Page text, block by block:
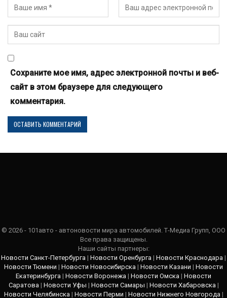
Сохраните мое имя, адрес электронной почты и веб-
сайт в этом браузере для следующего
комментария.
© 2026 - 101авто - автоновости мира автомобилей. Т-Медиа Групп, ООО
Все права защищены.
Наши сайты партнеры:
Новости Санкт-Петербурга | Новости Оренбурга | Новости Краснодара |
Новости Тюмени | Новости Новосибирска | Новости Казани | Новости
Екатеринбурга | Новости Воронежа | Новости Омска | Новости
Саратова| Новости Уфы | Новости Самары | Новости Хабаровска|
Новости Челябинска| Новости Перми | Новости Нижнего Новгорода|